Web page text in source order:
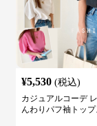
¥5,530 (税込)
カジュアルコーデ
んわりパフ袖トッ